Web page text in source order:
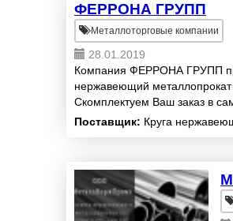
ФЕРРОНА ГРУПП
Металлоторговые компании
28.01.2019
Компания ФЕРРОНА ГРУПП
нержавеющий металлопрокат
Скомплектуем Ваш заказ в
доставим прямо до Вашего
Поставщик: Круга